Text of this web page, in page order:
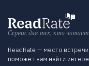
Сервис для тех, кто читает.
ReadRate — место
поможет вам найти